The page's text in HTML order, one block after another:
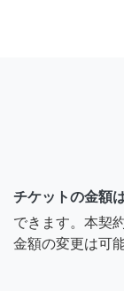
チケットの金額
できます。本契
金額の変更は可